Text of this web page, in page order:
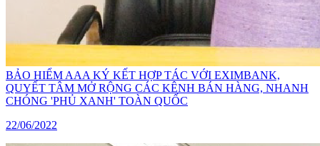
BẢO HIỂM AAA KÝ KẾT HỢP TÁC VỚI EXIMBANK,
QUYẾT TÂM MỞ RỘNG CÁC KÊNH BÁN HÀNG, NHANH
CHÓNG 'PHỦ XANH' TOÀN QUỐC
22/06/2022